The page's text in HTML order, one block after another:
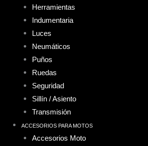
Herramientas
Indumentaria
Luces
Neumáticos
Puños
Ruedas
Seguridad
Sillín / Asiento
Transmisión
ACCESORIOS PARA MOTOS
Accesorios Moto